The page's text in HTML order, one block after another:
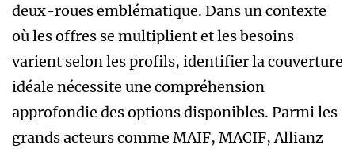
deux-roues emblématique. Dans un contexte
où les offres se multiplient et les besoins
varient selon les profils, identifier la couverture
idéale nécessite une compréhension
approfondie des options disponibles. Parmi les
grands acteurs comme MAIF, MACIF, Allianz